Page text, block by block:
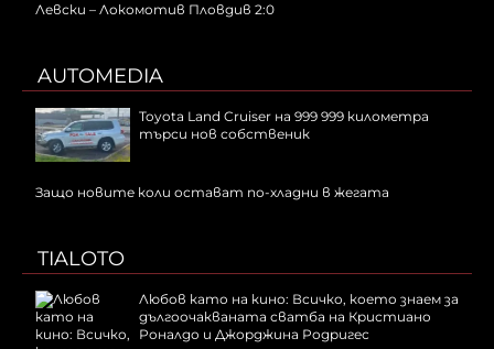
Левски – Локомотив Пловдив 2:0
AUTOMEDIA
Toyota Land Cruiser на 999 999 километра
търси нов собственик
Защо новите коли остават по-хладни в жегата
TIALOTO
Любов като на кино: Всичко, което знаем за
дългоочакваната сватба на Кристиано
Роналдо и Джорджина Родригес